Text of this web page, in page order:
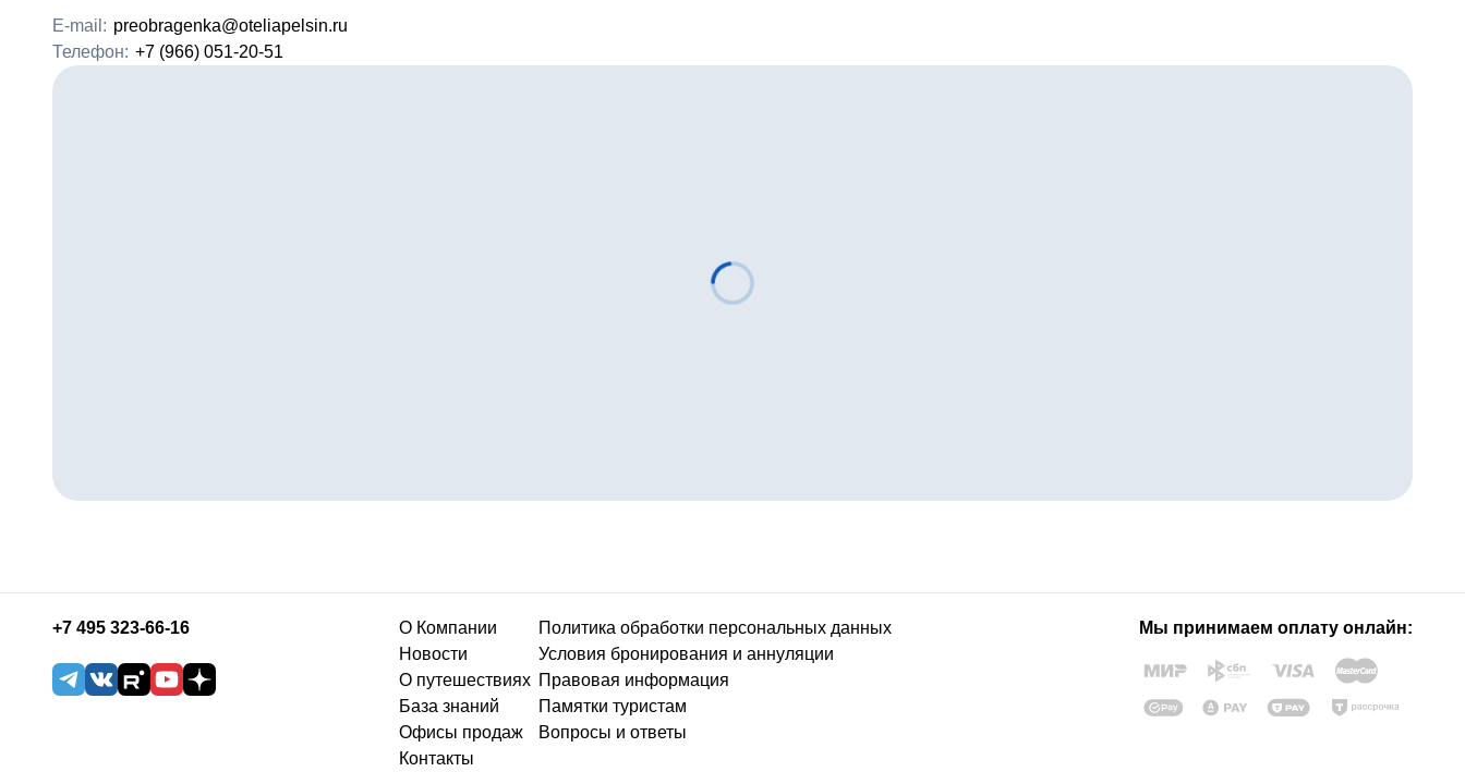
E-mail: preobragenka@oteliapelsin.ru
Телефон: +7 (966) 051-20-51
+7 495 323-66-16
О Компании
Новости
О путешествиях
База знаний
Офисы продаж
Контакты
Политика обработки персональных данных
Условия бронирования и аннуляции
Правовая информация
Памятки туристам
Вопросы и ответы
Мы принимаем оплату онлайн: